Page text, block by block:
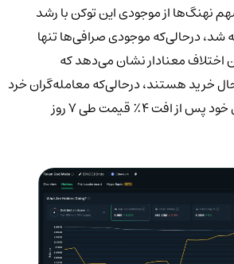
نهنگ‌ها از موجودی این توکن با رشد
مواجه شد، درحالی‌که موجودی صرافی‌ها تنها
اختلاف معنادار نشان می‌دهد که
خرید هستند، درحالی‌که معامله‌گران خرد
در حال فروش توکن‌های خود پس از افت ۴٪ قیمت طی ۷ روز